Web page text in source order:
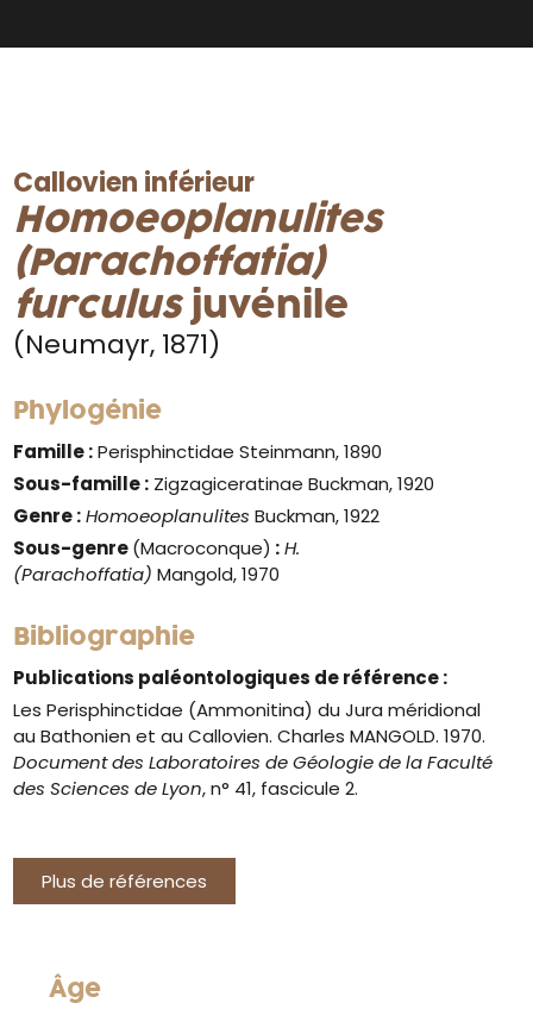
Callovien inférieur
Homoeoplanulites
(Parachoffatia)
furculusjuvénile
(Neumayr, 1871)
Phylogénie
Famille :Perisphinctidae Steinmann, 1890
Sous-famille : Zigzagiceratinae Buckman, 1920
Genre: Homoeoplanulites Buckman, 1922
Sous-genre(Macroconque) :H.
(Parachoffatia)Mangold, 1970
Bibliographie
Publications paléontologiques de référence :
Les Perisphinctidae (Ammonitina) du Jura méridional
au Bathonien et au Callovien. Charles MANGOLD. 1970.
Document des Laboratoires de Géologie de la Faculté
des Sciences de Lyon, n° 41, fascicule 2.
Plus de références
Âge